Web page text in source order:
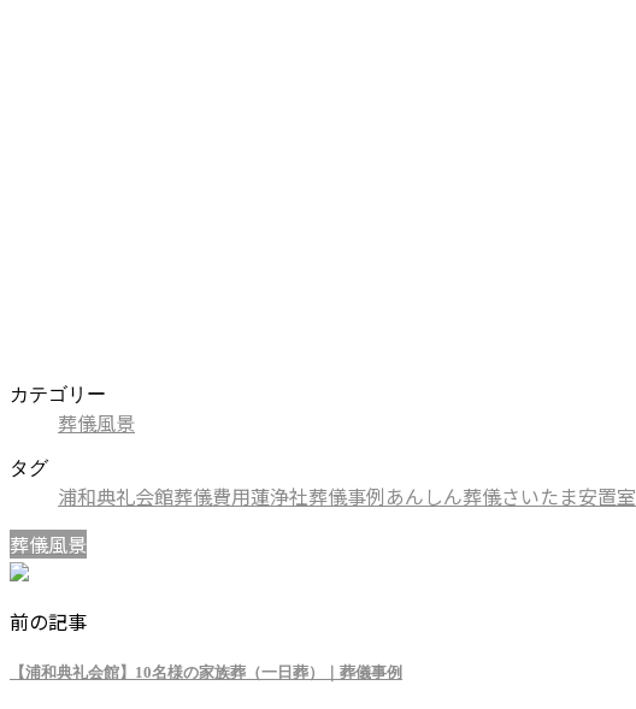
カテゴリー
葬儀風景
タグ
浦和典礼会館葬儀費用蓮浄社葬儀事例あんしん葬儀さいたま安置室
葬儀風景
前の記事
【浦和典礼会館】10名様の家族葬（一日葬）｜葬儀事例